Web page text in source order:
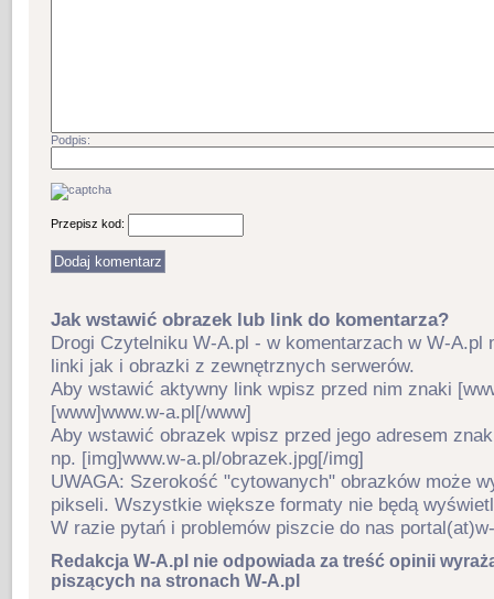
Podpis:
Przepisz kod:
Jak wstawić obrazek lub link do komentarza?
Drogi Czytelniku W-A.pl - w komentarzach w W-A.pl
linki jak i obrazki z zewnętrznych serwerów.
Aby wstawić aktywny link wpisz przed nim znaki
[www]www.w-a.pl[/www]
Aby wstawić obrazek wpisz przed jego adresem
np. [img]www.w-a.pl/obrazek.jpg[/img]
UWAGA: Szerokość "cytowanych" obrazków może
pikseli. Wszystkie większe formaty nie będą
W razie pytań i problemów piszcie do nas
Redakcja W-A.pl nie odpowiada za treść opinii
piszących na stronach W-A.pl